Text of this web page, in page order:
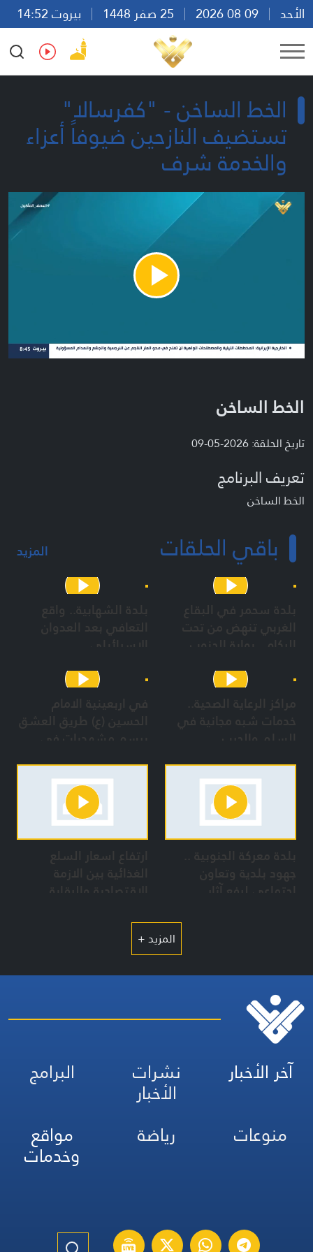
الأحد
بيروت 14:52
Ar
En Fr Es
الخط الساخن - "كفرسالا"
تستضيف النازحين ضيوفاً أعزاء
والخدمة شرف
Play
Video
الخط الساخن
تاريخ الحلقة: 2026-05-09
تعريف البرنامج
الخط الساخن
باقي الحلقات المزيد
بلدة سحمر في البقاع
الغربي تنهض من تحت
الركام.. بوابة الجنوب
العدوان
بلدة الشهابية.. واقع
التعافي بعد العدوان
مراكز الرعاية الصحية..
خدمات شبه مجانية في
السلم والحرب
في اربعينية الامام
الحسين (ع) طريق العشق
يرسم مشهديات في
بلدة معركة الجنوبية ..
جهود بلدية وتعاون
إجتماعي لرفع آثار
ارتفاع اسعار السلع
الغذائية بين الازمة
الاقتصادية والرقابة
المزيد +
آخر الأخبار نشرات
الأخبار
البرامج
منوعات
رياضة مواقع
وخدمات